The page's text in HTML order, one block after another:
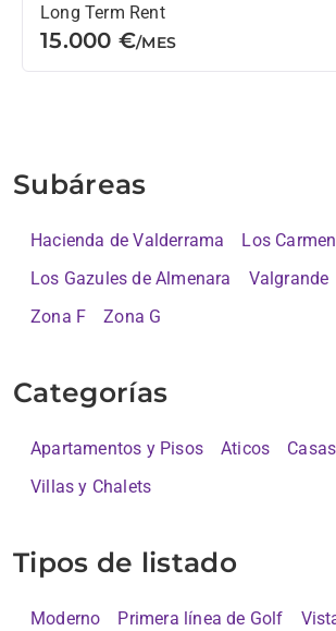
Long Term Rent
15.000 €/MES
Subáreas
Hacienda de Valderrama
Los
Los Gazules de Almenara
Valgrande
Zona F
Zona G
Categorías
Apartamentos y Pisos Aticos
Villas y Chalets
Tipos de listado
Moderno Primera línea de Golf